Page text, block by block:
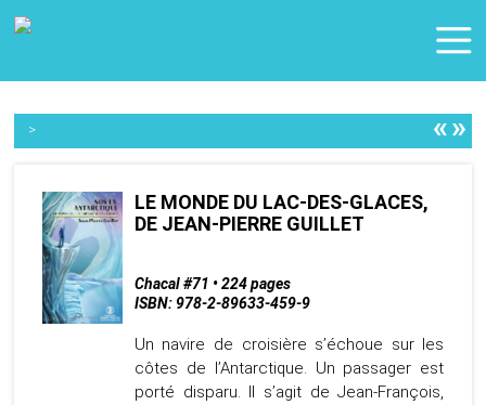
> «»
LE MONDE DU LAC-DES-GLACES,
DE JEAN-PIERRE GUILLET
Chacal #71 • 224 pages
ISBN: 978-2-89633-459-9
Un navire de croisière s’échoue sur les
côtes de l’Antarctique. Un passager est
porté disparu. Il s’agit de Jean-François,